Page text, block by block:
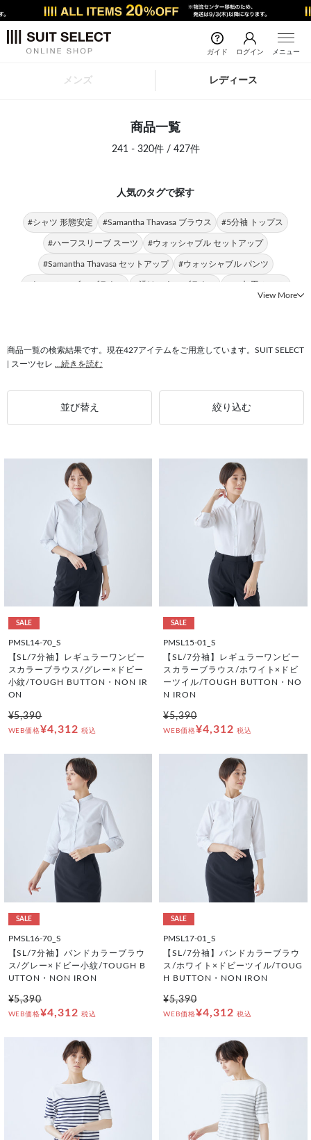
ガイド ログイン メニュー
メンズ レディース
商品一覧
241 - 320件 / 427件
人気のタグで探す
#シャツ 形態安定 #Samantha Thavasa ブラウス #5分袖 トップス
#ハーフスリーブ スーツ #ウォッシャブル セットアップ
#Samantha Thavasa セットアップ #ウォッシャブル パンツ
#ウォッシャブル ブラウス #透けにくい ブラウス #UV加工 シャツ
#日本製 サイドベンツ #レディース トップス #トップス 快適
View More
商品一覧の検索結果です。現在427アイテムをご用意しています。SUIT SELECT
| スーツセレ
...続きを読む
並び替え 絞り込む
SALE
PMSL14-70_S
【SL/7分袖】レギュラーワンピー
スカラーブラウス/グレー×ドビー
小紋/TOUGH BUTTON・NON IR
ON
¥5,390
WEB価格¥4,312 税込
SALE
PMSL15-01_S
【SL/7分袖】レギュラーワンピー
スカラーブラウス/ホワイト×ドビ
ーツイル/TOUGH BUTTON・NO
N IRON
¥5,390
WEB価格¥4,312 税込
SALE
PMSL16-70_S
【SL/7分袖】バンドカラーブラウ
ス/グレー×ドビー小紋/TOUGH B
UTTON・NON IRON
¥5,390
WEB価格¥4,312 税込
SALE
PMSL17-01_S
【SL/7分袖】バンドカラーブラウ
ス/ホワイト×ドビーツイル/TOUG
H BUTTON・NON IRON
¥5,390
WEB価格¥4,312 税込